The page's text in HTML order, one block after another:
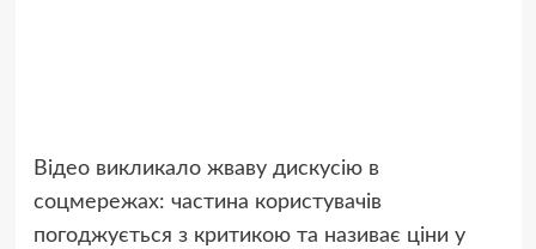
Відео викликало жваву дискусію в
соцмережах: частина користувачів
погоджується з критикою та називає ціни у